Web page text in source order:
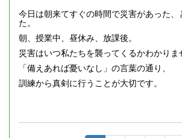
今日は朝来てすぐの時間で災害があった、
た。
朝、授業中、昼休み、放課後。
災害はいつ私たちを襲ってくるかわかりま
「備えあれば憂いなし」の言葉の通り、
訓練から真剣に行うことが大切です。